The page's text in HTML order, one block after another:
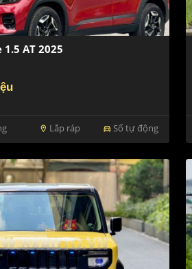
AT 2025
location_on Lắp ráp directions_car Số tự động